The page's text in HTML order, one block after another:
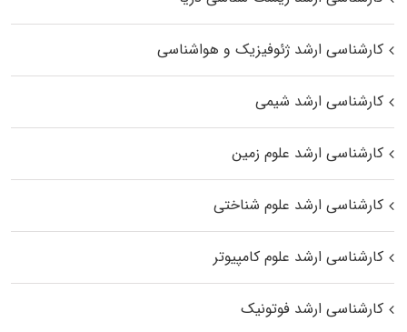
کارشناسی ارشد ژئوفیزیک و هواشناسی
کارشناسی ارشد شیمی
کارشناسی ارشد علوم زمین
کارشناسی ارشد علوم شناختی
کارشناسی ارشد علوم کامپیوتر
کارشناسی ارشد فوتونیک